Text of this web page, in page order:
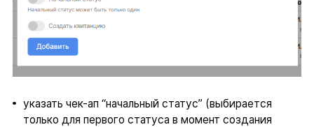
указать чек-ап “начальный статус” (выбирается
только для первого статуса в момент создания